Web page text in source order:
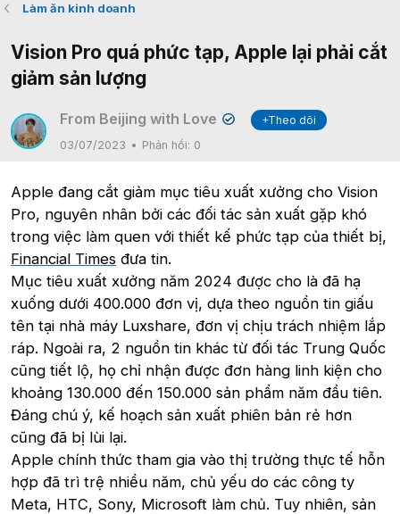
Làm ăn kinh doanh
Vision Pro quá phức tạp, Apple lại phải cắt
giảm sản lượng
From Beijing with Love ✔
+Theo dõi
03/07/2023
Phản hồi: 0
Apple đang cắt giảm mục tiêu xuất xưởng cho Vision
Pro, nguyên nhân bởi các đối tác sản xuất gặp khó
trong việc làm quen với thiết kế phức tạp của thiết bị,
Financial Times đưa tin.
Mục tiêu xuất xưởng năm 2024 được cho là đã hạ
xuống dưới 400.000 đơn vị, dựa theo nguồn tin giấu
tên tại nhà máy Luxshare, đơn vị chịu trách nhiệm lắp
ráp. Ngoài ra, 2 nguồn tin khác từ đối tác Trung Quốc
cũng tiết lộ, họ chỉ nhận được đơn hàng linh kiện cho
khoảng 130.000 đến 150.000 sản phẩm năm đầu tiên.
Đáng chú ý, kế hoạch sản xuất phiên bản rẻ hơn
cũng đã bị lùi lại.
Apple chính thức tham gia vào thị trường thực tế hỗn
hợp đã trì trệ nhiều năm, chủ yếu do các công ty
Meta, HTC, Sony, Microsoft làm chủ. Tuy nhiên, sản